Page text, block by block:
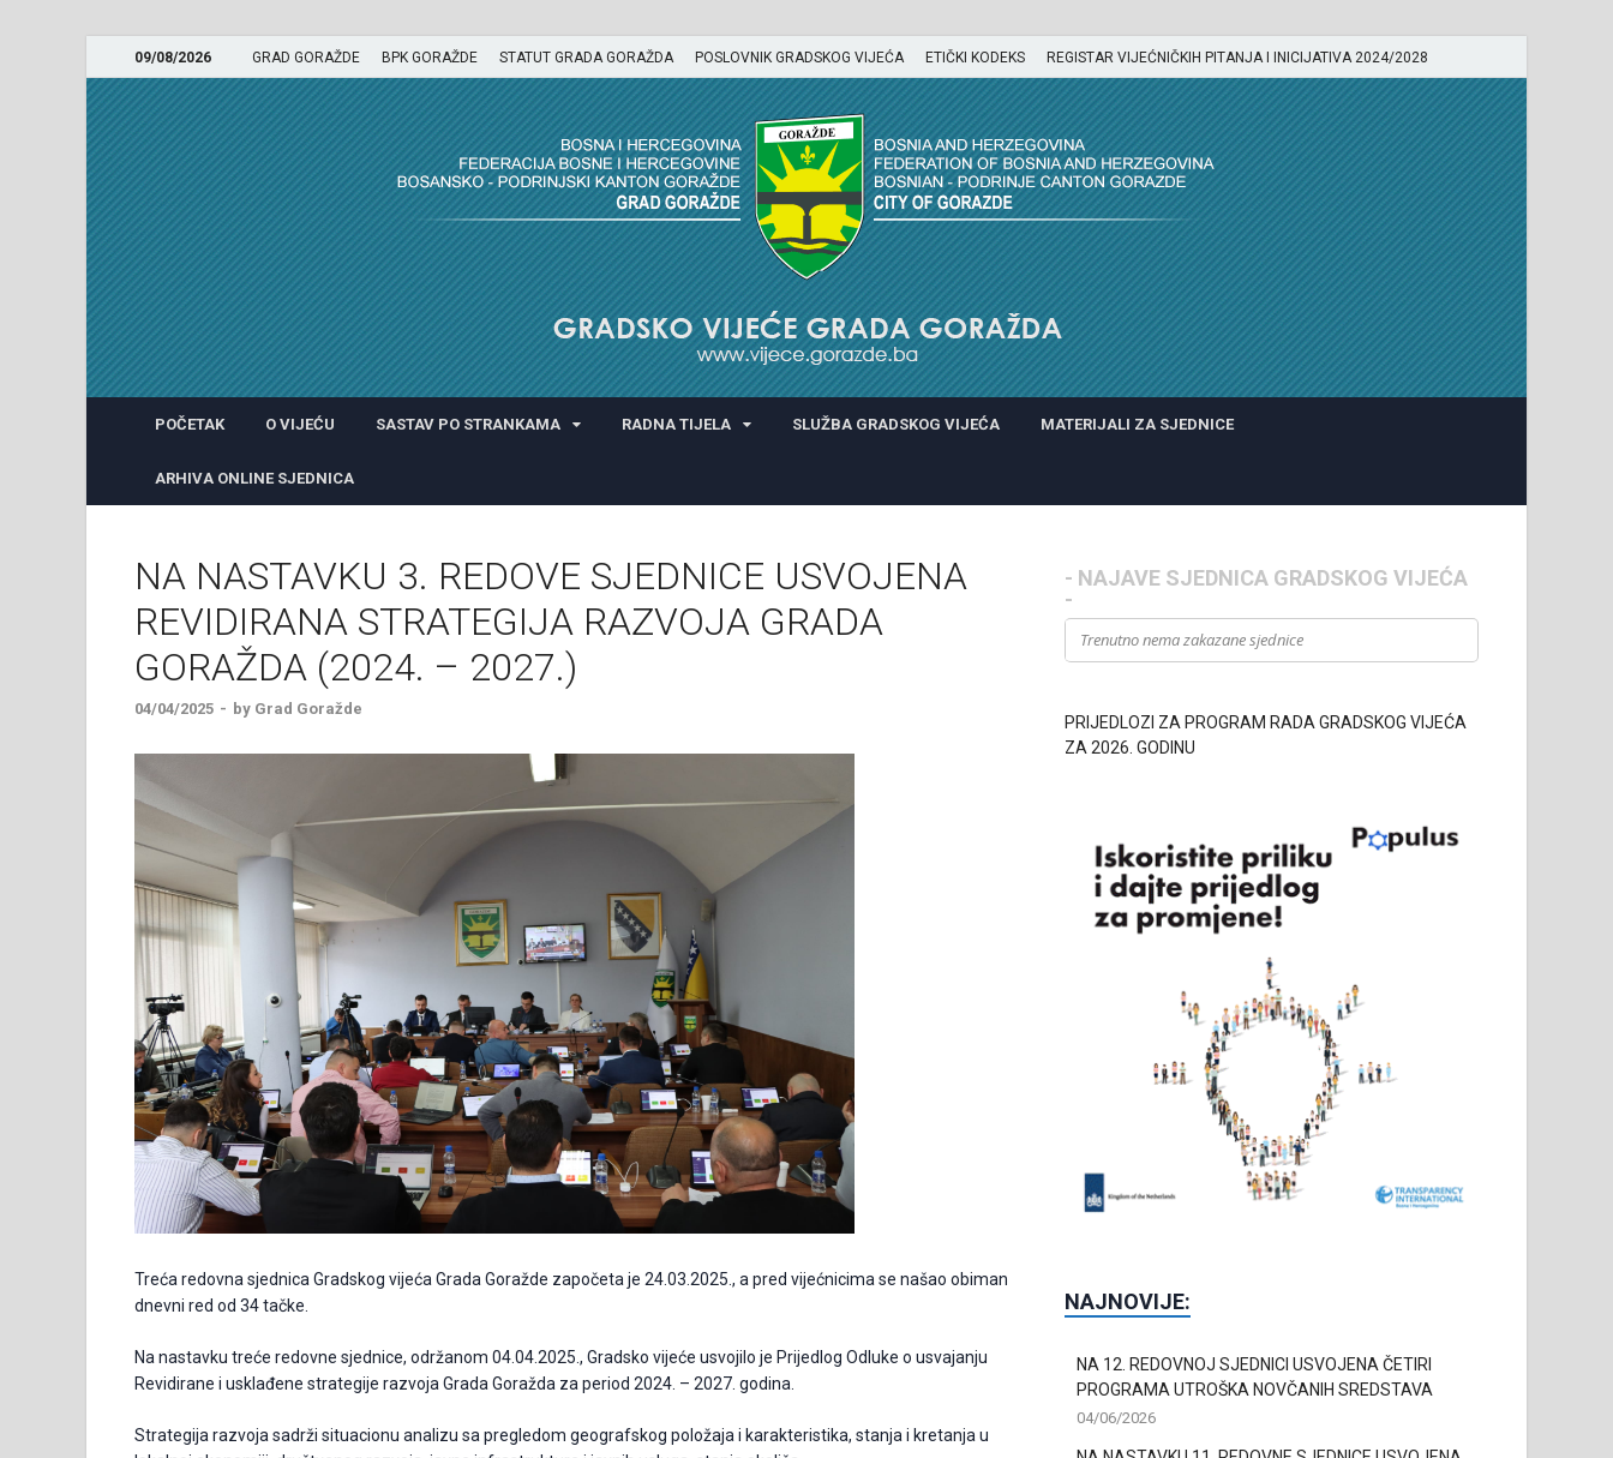
09/08/2026 GRAD GORAŽDE BPK GORAŽDE STATUT GRADA GORAŽDA POSLOVNIK GRADSKOG VIJEĆA ETIČKI KODEKS REGISTAR VIJEĆNIČKIH PITANJA I INICIJATIVA 2024/2028
GRADSKO VIJEĆE GRADA GORAŽDA
POČETAK O VIJEĆU SASTAV PO STRANKAMA RADNA TIJELA SLUŽBA GRADSKOG VIJEĆA MATERIJALI ZA SJEDNICE
ARHIVA ONLINE SJEDNICA
NA NASTAVKU 3. REDOVE SJEDNICE USVOJENA
REVIDIRANA STRATEGIJA RAZVOJA GRADA
GORAŽDA (2024. – 2027.)
04/04/2025 - by Grad Goražde
Treća redovna sjednica Gradskog vijeća Grada Goražde započeta je 24.03.2025., a pred vijećnicima se našao obiman
dnevni red od 34 tačke.
Na nastavku treće redovne sjednice, održanom 04.04.2025., Gradsko vijeće usvojilo je Prijedlog Odluke o usvajanju
Revidirane i usklađene strategije razvoja Grada Goražda za period 2024. – 2027. godina.
Strategija razvoja sadrži situacionu analizu sa pregledom geografskog položaja i karakteristika, stanja i kretanja u
- NAJAVE SJEDNICA GRADSKOG VIJEĆA
-
Trenutno nema zakazane sjednice
PRIJEDLOZI ZA PROGRAM RADA GRADSKOG VIJEĆA
ZA 2026. GODINU
NAJNOVIJE:
NA 12. REDOVNOJ SJEDNICI USVOJENA ČETIRI
PROGRAMA UTROŠKA NOVČANIH SREDSTAVA
04/06/2026